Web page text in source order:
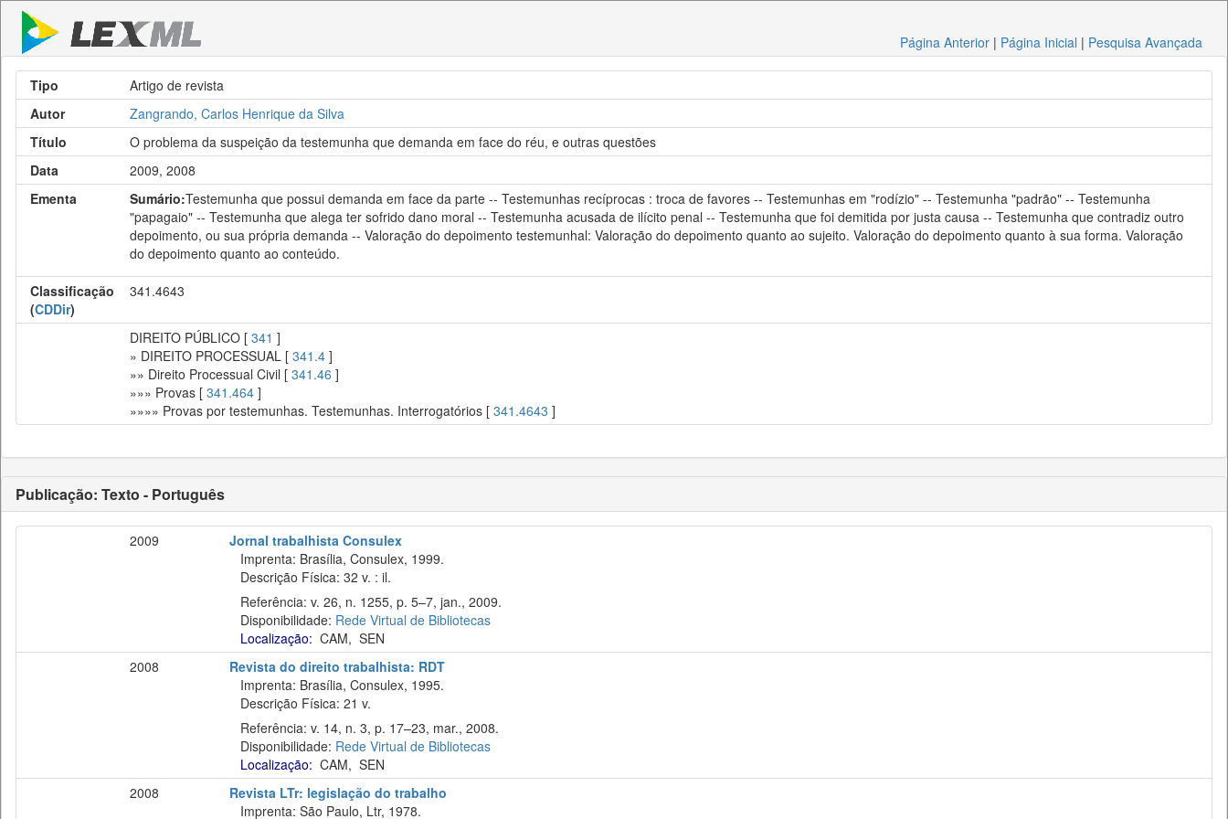
Página Anterior | Página Inicial | Pesquisa Avançada
Tipo
Artigo de revista
Autor
Zangrando, Carlos Henrique da Silva
Título
O problema da suspeição da testemunha que demanda em face do réu, e outras questões
Data
2009, 2008
Ementa
Sumário:Testemunha que possui demanda em face da parte -- Testemunhas recíprocas : troca de favores -- Testemunhas em "rodízio" -- Testemunha "padrão" -- Testemunha
"papagaio" -- Testemunha que alega ter sofrido dano moral -- Testemunha acusada de ilícito penal -- Testemunha que foi demitida por justa causa -- Testemunha que contradiz outro
depoimento, ou sua própria demanda -- Valoração do depoimento testemunhal: Valoração do depoimento quanto ao sujeito. Valoração do depoimento quanto à sua forma. Valoração
do depoimento quanto ao conteúdo.
Classificação
(CDDir)
341.4643
DIREITO PÚBLICO [ 341 ]
» DIREITO PROCESSUAL [ 341.4 ]
»» Direito Processual Civil [ 341.46 ]
»»» Provas [ 341.464 ]
»»»» Provas por testemunhas. Testemunhas. Interrogatórios [ 341.4643 ]
Publicação: Texto - Português
2009
Jornal trabalhista Consulex
Imprenta: Brasília, Consulex, 1999.
Descrição Física: 32 v. : il.
Referência: v. 26, n. 1255, p. 5–7, jan., 2009.
Disponibilidade: Rede Virtual de Bibliotecas
Localização: CAM, SEN
2008
Revista do direito trabalhista: RDT
Imprenta: Brasília, Consulex, 1995.
Descrição Física: 21 v.
Referência: v. 14, n. 3, p. 17–23, mar., 2008.
Disponibilidade: Rede Virtual de Bibliotecas
Localização: CAM, SEN
2008
Revista LTr: legislação do trabalho
Imprenta: São Paulo, Ltr, 1978.